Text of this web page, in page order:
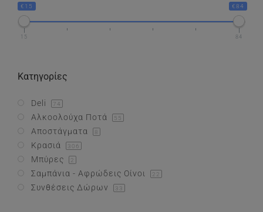
Συνθέσεις Δώρων
€15 €84
15 84
Κατηγορίες
Deli 74
Αλκοολούχα Ποτά 55
Αποστάγματα 8
Κρασιά 306
Μπύρες 2
Σαμπάνια - Αφρώδεις Οίνοι 22
Συνθέσεις Δώρων 33